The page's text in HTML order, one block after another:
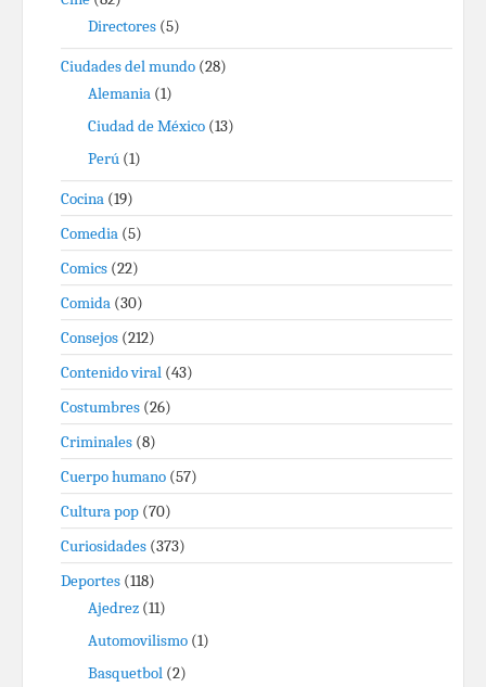
Directores (5)
Ciudades del mundo (28)
Alemania (1)
Ciudad de México (13)
Perú (1)
Cocina (19)
Comedia (5)
Comics (22)
Comida (30)
Consejos (212)
Contenido viral (43)
Costumbres (26)
Criminales (8)
Cuerpo humano (57)
Cultura pop (70)
Curiosidades (373)
Deportes (118)
Ajedrez (11)
Automovilismo (1)
Basquetbol (2)